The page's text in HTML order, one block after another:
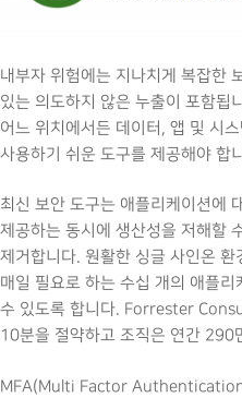
내부자 위험에는 지나치게 복잡한
있는 의도하지 않은 누출이 포함됩
어느 위치에서든 데이터, 앱 및 시
사용하기 쉬운 도구를 제공해야 합
최신 보안 도구는 애플리케이션에
제공하는 동시에 생산성을 저해할
제거합니다. 원활한 싱글 사인온 환
매일 필요로 하는 수십 개의 애플
수 있도록 합니다. Forrester
10분을 절약하고 조직은 연간 290
MFA(Multi Factor